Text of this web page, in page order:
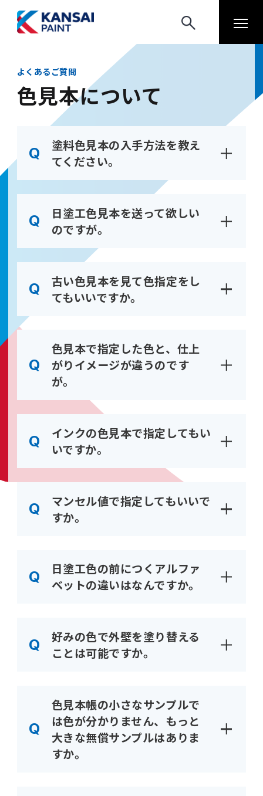
よくあるご質問
色見本について
塗料色見本の入手方法を教え
てください。
日塗工色見本を送って欲しい
のですが。
古い色見本を見て色指定をし
てもいいですか。
色見本で指定した色と、仕上
がりイメージが違うのです
が。
インクの色見本で指定してもい
いですか。
マンセル値で指定してもいいで
すか。
日塗工色の前につくアルファ
ベットの違いはなんですか。
好みの色で外壁を塗り替える
ことは可能ですか。
色見本帳の小さなサンプルで
は色が分かりません、もっと
大きな無償サンプルはありま
すか。